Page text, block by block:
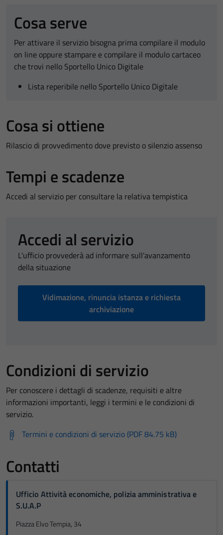
Cosa serve
Per attivare il servizio bisogna prima compilare il modulo
on line oppure stampare e compilare il modulo cartaceo
che trovi nello Sportello Unico Digitale
Lista reperibile nello Sportello Unico Digitale
Cosa si ottiene
Rilascio di provvedimento dove previsto o silenzio assenso
Tempi e scadenze
Accedi al servizio per consultare la relativa tempistica
Accedi al servizio
L'ufficio provvederà ad informare sull'avanzamento
della situazione
Vidimazione, rinuncia istanza e richiesta
archiviazione
Condizioni di servizio
Per conoscere i dettagli di scadenze, requisiti e altre
informazioni importanti, leggi i termini e le condizioni di
servizio.
Termini e condizioni di servizio (PDF 84.75 kB)
Contatti
Ufficio Attività economiche, polizia amministrativa e
S.U.A.P
Piazza Elvo Tempia, 34